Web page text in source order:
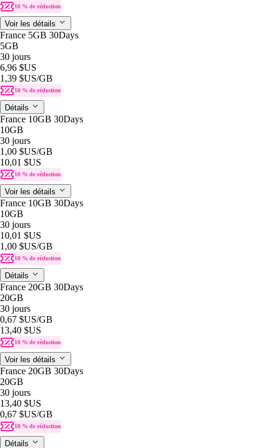
10 % de réduction
Voir les détails
France 5GB 30Days
5GB
30 jours
6,96 $US
1,39 $US/GB
10 % de réduction
Détails
France 10GB 30Days
10GB
30 jours
1,00 $US/GB
10,01 $US
10 % de réduction
Voir les détails
France 10GB 30Days
10GB
30 jours
10,01 $US
1,00 $US/GB
10 % de réduction
Détails
France 20GB 30Days
20GB
30 jours
0,67 $US/GB
13,40 $US
10 % de réduction
Voir les détails
France 20GB 30Days
20GB
30 jours
13,40 $US
0,67 $US/GB
10 % de réduction
Détails